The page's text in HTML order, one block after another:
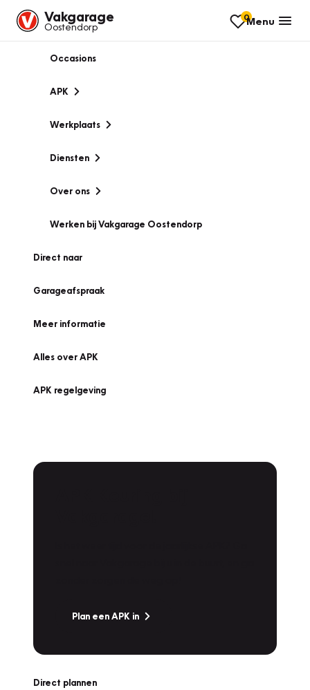
Vakgarage
Oostendorp
0Menu
Occasions
APK
Werkplaats
Diensten
Over ons
Werken bij Vakgarage Oostendorp
Direct naar
Garageafspraak
Meer informatie
Alles over APK
APK regelgeving
Plan een APK in
Direct plannen